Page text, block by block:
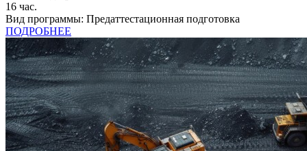
16 час.
Вид программы: Предаттестационная подготовка
ПОДРОБНЕЕ